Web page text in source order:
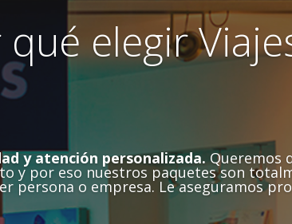
qué elegir
y atención personalizada. Queremos
y por eso nuestros paquetes son
persona o empresa. Le aseguramos